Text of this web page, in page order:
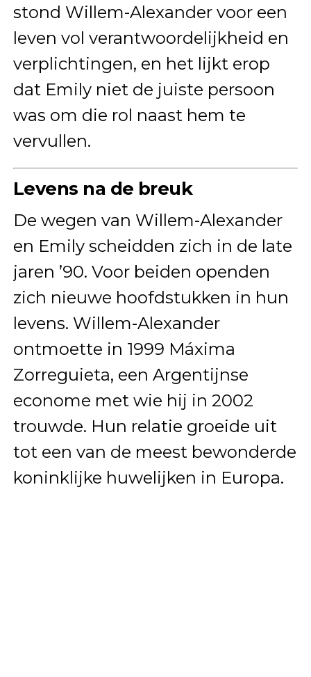
stond Willem-Alexander voor een
leven vol verantwoordelijkheid en
verplichtingen, en het lijkt erop
dat Emily niet de juiste persoon
was om die rol naast hem te
vervullen.
Levens na de breuk
De wegen van Willem-Alexander
en Emily scheidden zich in de late
jaren ’90. Voor beiden openden
zich nieuwe hoofdstukken in hun
levens. Willem-Alexander
ontmoette in 1999 Máxima
Zorreguieta, een Argentijnse
econome met wie hij in 2002
trouwde. Hun relatie groeide uit
tot een van de meest bewonderde
koninklijke huwelijken in Europa.